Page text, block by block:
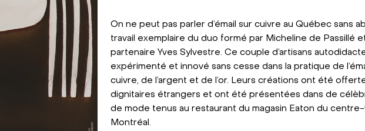
On ne peut pas parler d’émail sur cuivre au Québec sans
travail exemplaire du duo formé par Micheline de Passillé
partenaire Yves Sylvestre. Ce couple d’artisans
expérimenté et innové sans cesse dans la pratique de
cuivre, de l’argent et de l’or. Leurs créations ont été
dignitaires étrangers et ont été présentées dans de
de mode tenus au restaurant du magasin Eaton du
Montréal.